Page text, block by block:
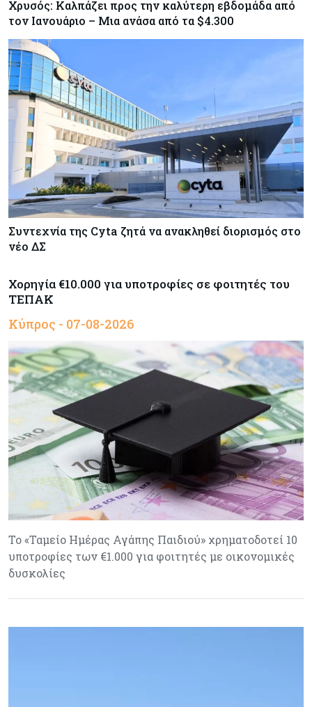
Χρυσός: Καλπάζει προς την καλύτερη εβδομάδα από
τον Ιανουάριο – Μια ανάσα από τα $4.300
Συντεχνία της Cyta ζητά να ανακληθεί διορισμός στο
νέο ΔΣ
Χορηγία €10.000 για υποτροφίες σε φοιτητές του
ΤΕΠΑΚ
Κύπρος - 07-08-2026
Το «Ταμείο Ημέρας Αγάπης Παιδιού» χρηματοδοτεί 10
υποτροφίες των €1.000 για φοιτητές με οικονομικές
δυσκολίες